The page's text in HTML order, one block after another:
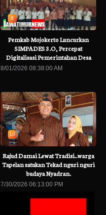
8
Pemkab Mojokerto Luncurkan
SIMPADES 3.O, Percepat
Digitalisasi Pemerintahan Desa
8/01/2026 08:38:00 AM
10
Rajud Damai Lewat Tradisi..warga
Tapelan satukan Tekad nguri nguri
budaya Nyadran.
7/30/2026 06:13:00 PM